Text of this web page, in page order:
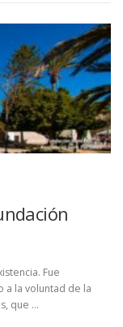
Fue
a la voluntad de la
que …